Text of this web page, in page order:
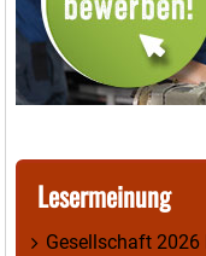
Lesermeinung
Gesellschaft 2026